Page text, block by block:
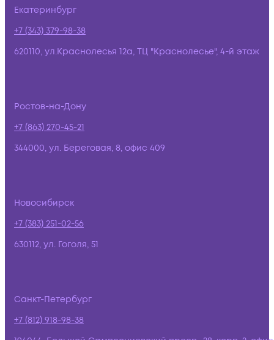
Екатеринбург
+7 (343) 379-98-38
620110, ул.Краснолесья 12а, ТЦ "Краснолесье", 4-й этаж
Ростов-на-Дону
+7 (863) 270-45-21
344000, ул. Береговая, 8, офис 409
Новосибирск
+7 (383) 251-02-56
630112, ул. Гоголя, 51
Санкт-Петербург
+7 (812) 918-98-38